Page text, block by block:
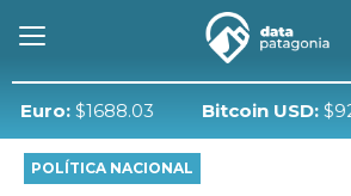
$1688.03 Bitcoin USD:$92270
POLÍTICA NACIONAL